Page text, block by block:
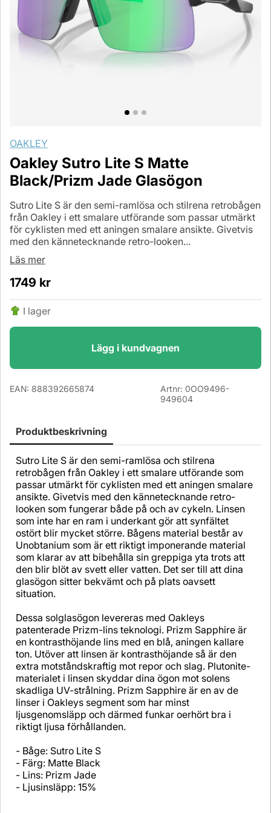
OAKLEY
Oakley Sutro Lite S Matte
Black/Prizm Jade Glasögon
Sutro Lite S är den semi-ramlösa och stilrena retrobågen
från Oakley i ett smalare utförande som passar utmärkt
för cyklisten med ett aningen smalare ansikte. Givetvis
med den kännetecknande retro-looken...
Läs mer
1749 kr
I lager
Lägg i kundvagnen
EAN: 888392665874 Artnr: 0OO9496-
949604
Produktbeskrivning
Sutro Lite S är den semi-ramlösa och stilrena
retrobågen från Oakley i ett smalare utförande som
passar utmärkt för cyklisten med ett aningen smalare
ansikte. Givetvis med den kännetecknande retro-
looken som fungerar både på och av cykeln. Linsen
som inte har en ram i underkant gör att synfältet
ostört blir mycket större. Bågens material består av
Unobtanium som är ett riktigt imponerande material
som klarar av att bibehålla sin greppiga yta trots att
den blir blöt av svett eller vatten. Det ser till att dina
glasögon sitter bekvämt och på plats oavsett
situation.
Dessa solglasögon levereras med Oakleys
patenterade Prizm-lins teknologi. Prizm Sapphire är
en kontrasthöjande lins med en blå, aningen kallare
ton. Utöver att linsen är kontrasthöjande så är den
extra motståndskraftig mot repor och slag. Plutonite-
materialet i linsen skyddar dina ögon mot solens
skadliga UV-strålning. Prizm Sapphire är en av de
linser i Oakleys segment som har minst
ljusgenomsläpp och därmed funkar oerhört bra i
riktigt ljusa förhållanden.
- Båge: Sutro Lite S
- Färg: Matte Black
- Lins: Prizm Jade
- Ljusinsläpp: 15%